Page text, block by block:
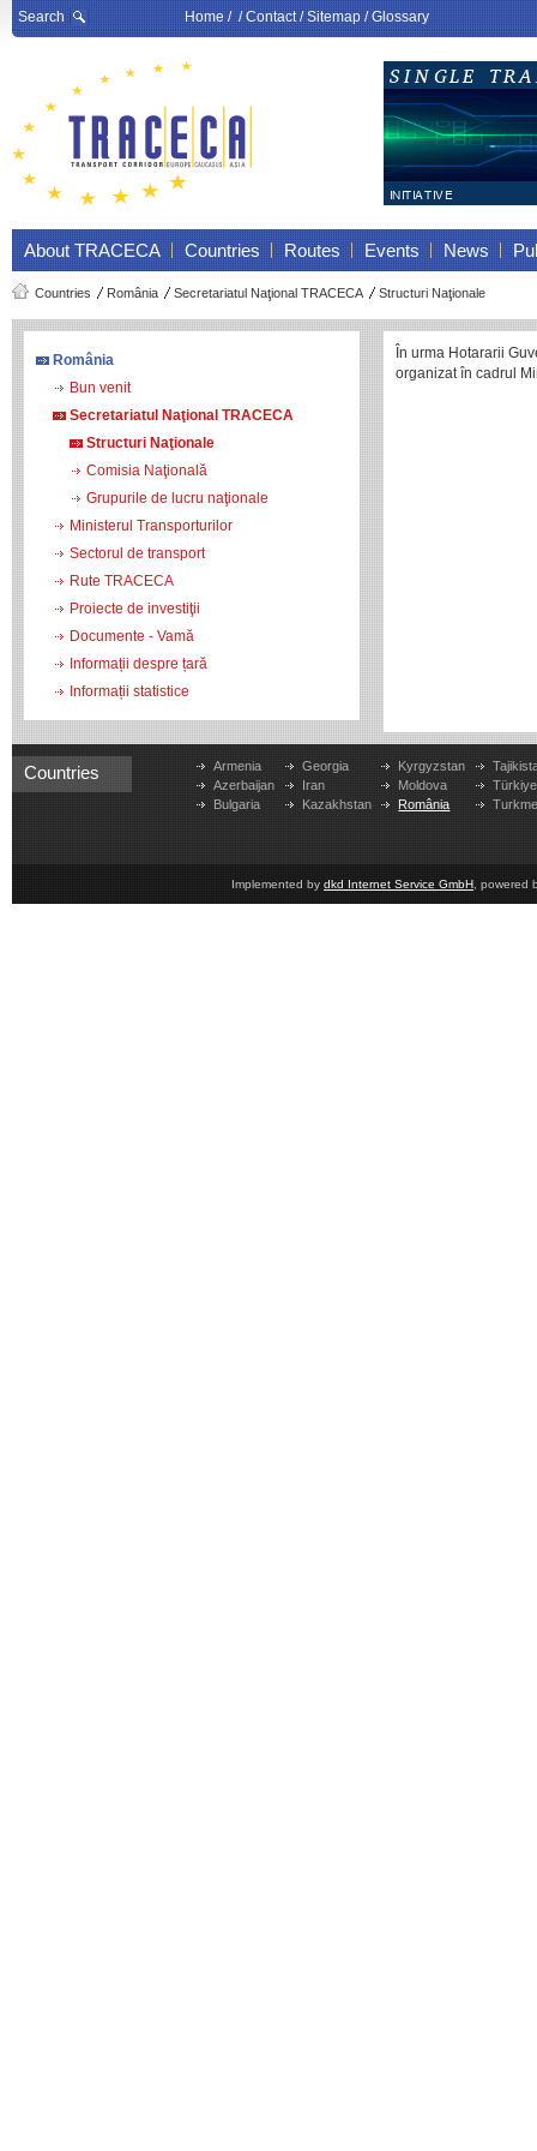
Search Home/ /Contact/Sitemap/Glossary
About TRACECA Countries Routes Events News
Countries România Secretariatul Naţional TRACECA Structuri Naţionale
România
Bun venit
Secretariatul Naţional TRACECA
Structuri Naţionale
Comisia Naţională
Grupurile de lucru naţionale
Ministerul Transporturilor
Sectorul de transport
Rute TRACECA
Proiecte de investiţii
Documente - Vamă
Informații despre țară
Informații statistice
În urma Hotararii
organizat în cadrul
Countries
Armenia
Azerbaijan
Bulgaria
Georgia
Iran
Kazakhstan
Kyrgyzstan
Moldova
România
Türkiye
Implemented by dkd Internet Service GmbH , powered